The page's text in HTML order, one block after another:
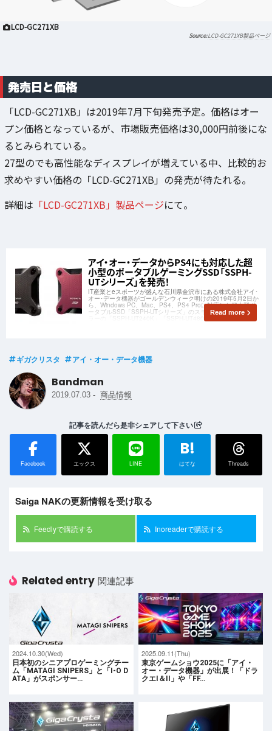
LCD-GC271XB
LCD-GC271XB製品ページ
発売日と価格
「LCD-GC271XB」は2019年7月下旬発売予定。価格はオー
プン価格となっているが、市場販売価格は30,000円前後にな
るとみられている。
27型のでも高性能なディスプレイが増えている中、比較的お
求めやすい価格の「LCD-GC271XB」の発売が待たれる。
詳細は 「LCD-GC271XB」製品ページにて。
アイ・オー・データからPS4にも対応した超
小型のポータブルゲーミングSSD「SSPH-
UTシリーズ」を発売！
IT産業とeスポーツが盛んな石川県金沢市にある株式会社アイ･
オー･データ機器がゴールデンウィーク明けの2019年5月2日か
ら、Windows PC、Mac、PS4、PS4 Proに対応した超小型ポ
ータブルSSD「SSPH-UTシリーズ」のスモーキーブラックカ
ラーの「SSPH-UT240K」「SSPH-UT480K」「S
Read more
ギガクリスタ アイ・オー・データ機器
Bandman
2019.07.03 - 商品情報
記事を読んだら是非シェアして下さい
Facebook エックス LINE
B!
はてな Threads
Saiga NAKの更新情報を受け取る
Feedlyで購読する Inoreaderで購読する
Related entry 関連記事
2024.10.30(Wed)
日本初のシニアプロゲーミングチー
ム「MATAGI SNIPERS」と「I-O D
ATA」がスポンサー…
2025.09.11(Thu)
東京ゲームショウ2025に「アイ・
オー・データ機器」が出展！「ドラ
クエI＆II」や「FF…